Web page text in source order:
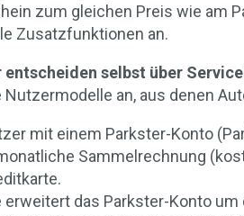
zum gleichen Preis wie am
Zusatzfunktionen an.
entscheiden selbst über
an, aus denen
mit einem Parkster-Konto
Sammelrechnung
erweitert das Parkster-Konto